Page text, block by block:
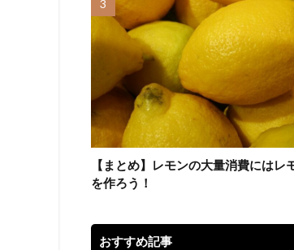
【まとめ】レモンの大量消費にはレ
を作ろう！
おすすめ記事